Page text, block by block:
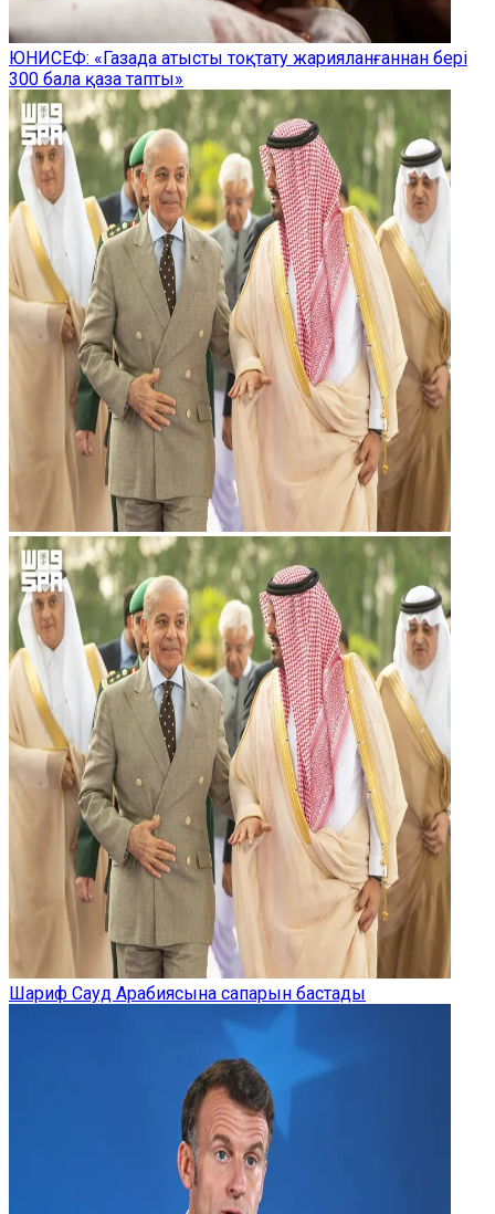
ЮНИСЕФ: «Газада атысты тоқтату жарияланғаннан бері
300 бала қаза тапты»
Шариф Сауд Арабиясына сапарын бастады